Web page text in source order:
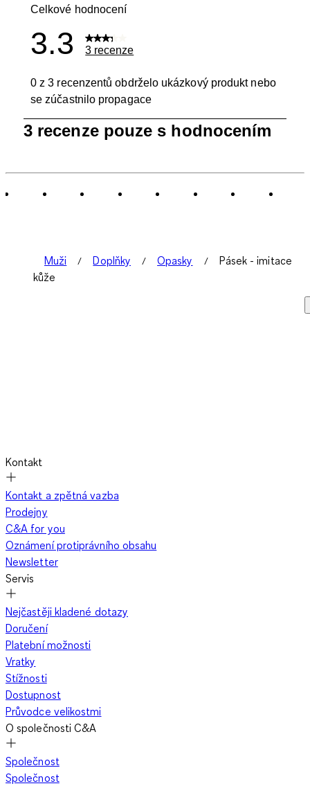
Celkové hodnocení
3.3 3 recenze
0 z 3 recenzentů obdrželo ukázkový produkt nebo
se zúčastnilo propagace
ze
3 recenze pouze s hodnocením
Muži Doplňky Opasky
Pásek - imitace
kůže
Kontakt
Kontakt a zpětná vazba
Prodejny
C&A for you
Oznámení protiprávního obsahu
Newsletter
Servis
Nejčastěji kladené dotazy
Doručení
Platební možnosti
Vratky
Stížnosti
Dostupnost
Průvodce velikostmi
O společnosti C&A
Společnost
Společnost